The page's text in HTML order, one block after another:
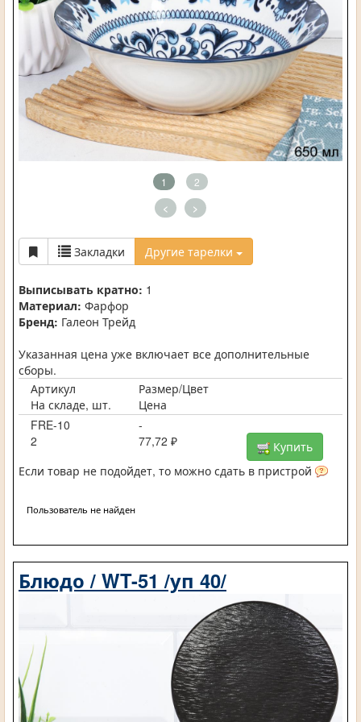
1 2
< >
Закладки Другие тарелки
Выписывать кратно: 1
Материал: Фарфор
Бренд: Галеон Трейд
Указанная цена уже включает все дополнительные
сборы.
Артикул
Размер/Цвет
На складе, шт.
Цена
FRE-10
-
2
77,72 ₽
Купить
Если товар не подойдет, то можно сдать в пристрой
Пользователь не найден
Блюдо / WT-51 /уп 40/